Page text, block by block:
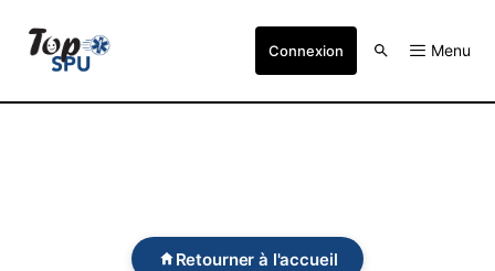
Connexion Menu
Retourner à l'accueil